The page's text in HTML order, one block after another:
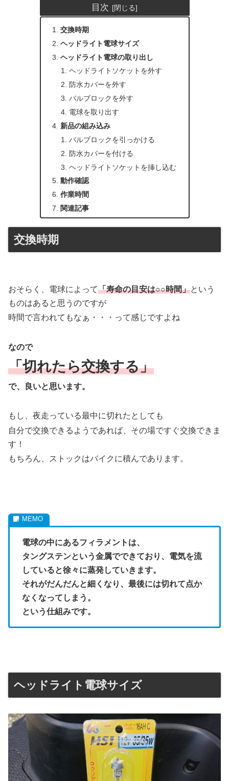
目次
交換時期
ヘッドライト電球サイズ
ヘッドライト電球の取り出し
ヘッドライトソケットを外す
防水カバーを外す
バルブロックを外す
電球を取り出す
新品の組み込み
バルブロックを引っかける
防水カバーを付ける
ヘッドライトソケットを挿し込む
動作確認
作業時間
関連記事
交換時期
おそらく、電球によって「寿命の目安は○○時間」という
ものはあると思うのですが
時間で言われてもなぁ・・・って感じですよね
なので
「切れたら交換する」
で、良いと思います。
もし、夜走っている最中に切れたとしても
自分で交換できるようであれば、その場ですぐ交換できま
す！
もちろん、ストックはバイクに積んであります。
電球の中にあるフィラメントは、
タングステンという金属でできており、電気を流
していると徐々に蒸発していきます。
それがだんだんと細くなり、最後には切れて点か
なくなってしまう。
という仕組みです。
ヘッドライト電球サイズ